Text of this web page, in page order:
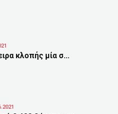
κλοπής μία σ...